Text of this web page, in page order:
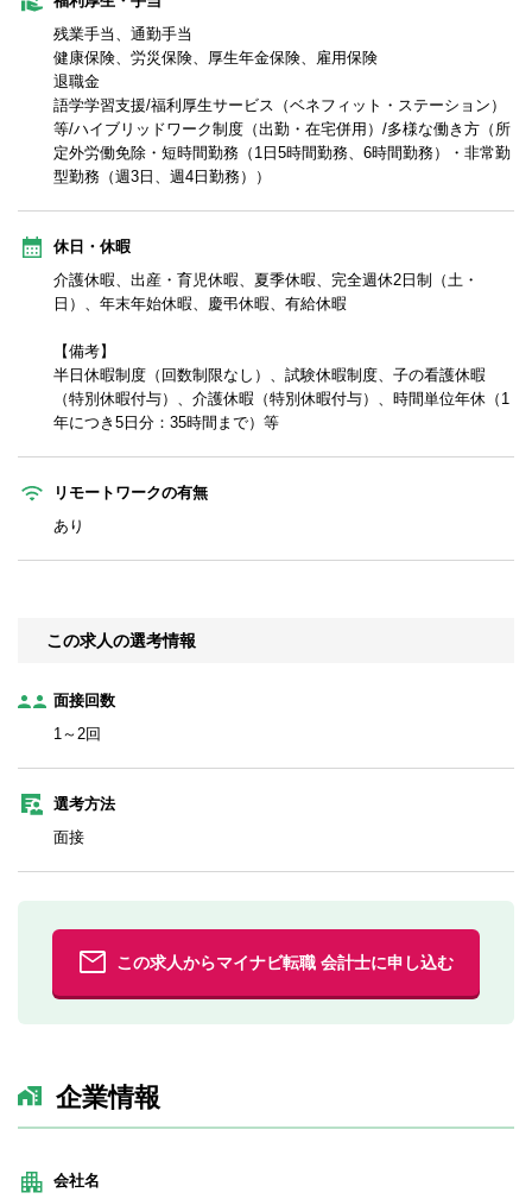
残業手当、通勤手当
健康保険、労災保険、厚生年金保険、雇用保険
退職金
語学学習支援/福利厚生サービス（ベネフィット・ステーション）
等/ハイブリッドワーク制度（出勤・在宅併用）/多様な働き方（所
定外労働免除・短時間勤務（1日5時間勤務、6時間勤務）・非常勤
型勤務（週3日、週4日勤務））
休日・休暇
介護休暇、出産・育児休暇、夏季休暇、完全週休2日制（土・
日）、年末年始休暇、慶弔休暇、有給休暇
【備考】
半日休暇制度（回数制限なし）、試験休暇制度、子の看護休暇
（特別休暇付与）、介護休暇（特別休暇付与）、時間単位年休（1
年につき5日分：35時間まで）等
リモートワークの有無
あり
この求人の選考情報
面接回数
1～2回
選考方法
面接
この求人からマイナビ転職 会計士に申し込む
企業情報
会社名